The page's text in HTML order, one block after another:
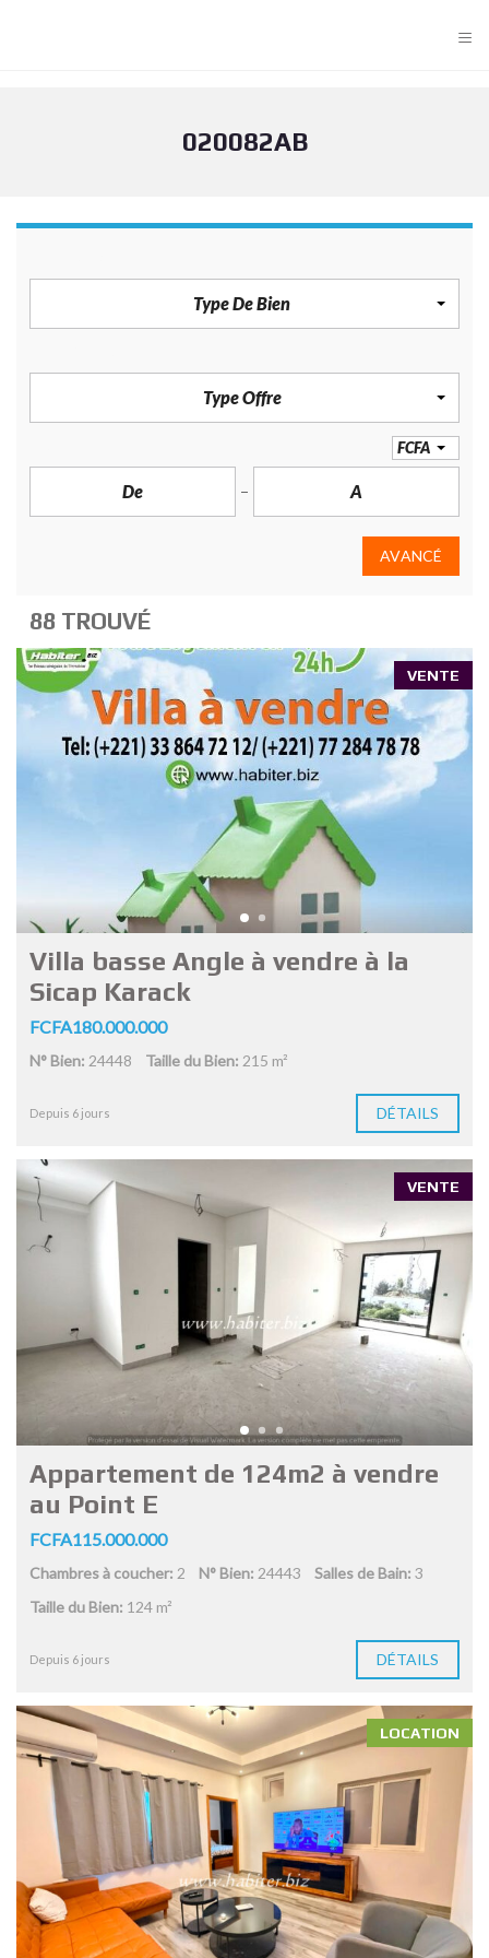
≡
020082AB
Type De Bien
Type Offre
FCFA
AVANCÉ
88 TROUVÉ
VENTE
Villa basse Angle à vendre à la
Sicap Karack
FCFA180.000.000
N° Bien: 24448 Taille du Bien: 215 m²
Depuis 6 jours DÉTAILS
VENTE
Appartement de 124m2 à vendre
au Point E
FCFA115.000.000
Chambres à coucher: 2 N° Bien: 24443 Salles de Bain: 3
Taille du Bien: 124 m²
Depuis 6 jours DÉTAILS
LOCATION